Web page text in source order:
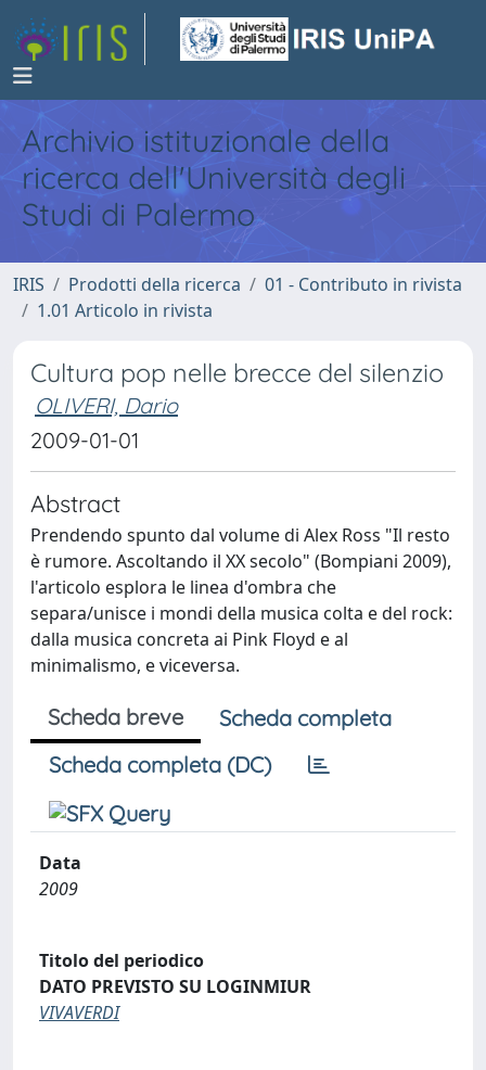
Archivio istituzionale della
ricerca dell'Università degli
Studi di Palermo
IRIS Prodotti della ricerca
01 - Contributo in rivista
1.01 Articolo in rivista
Cultura pop nelle brecce del silenzio
OLIVERI, Dario
2009-01-01
Abstract
Prendendo spunto dal volume di Alex Ross "Il resto
è rumore. Ascoltando il XX secolo" (Bompiani 2009),
l'articolo esplora le linea d'ombra che
separa/unisce i mondi della musica colta e del rock:
dalla musica concreta ai Pink Floyd e al
minimalismo, e viceversa.
Scheda breve
Scheda completa
Scheda completa (DC)
Data
2009
Titolo del periodico
DATO PREVISTO SU LOGINMIUR
VIVAVERDI